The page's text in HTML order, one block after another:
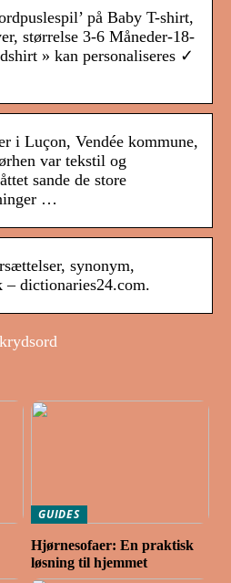
på Baby T-shirt,
størrelse 3-6 Måneder-18-
» kan personaliseres ✓
i Luçon, Vendée kommune,
var tekstil og
sande de store
…
synonym,
– dictionaries24.com.
GUIDES
Hjørnesofaer: En praktisk
løsning til hjemmet